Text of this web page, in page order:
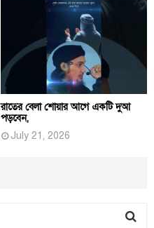
রাতের বেলা শোয়ার আগে একটি দুআ
পড়বেন,
July 21, 2026